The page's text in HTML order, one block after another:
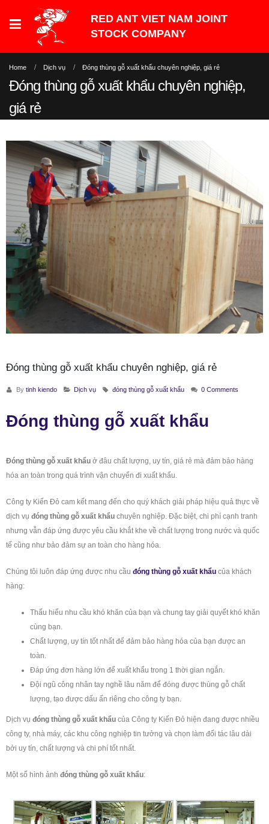
Home Dịch vụ Đóng thùng gỗ xuất khẩu chuyên nghiệp, giá rẻ
Đóng thùng gỗ xuất khẩu chuyên nghiệp,
giá rẻ
Đóng thùng gỗ xuất khẩu chuyên nghiệp, giá rẻ
By tinh kiendo Dịch vụ đóng thùng gỗ xuất khẩu 0 Comments
Đóng thùng gỗ xuất khẩu
Đóng thùng gỗ xuất khẩu ở đâu chất lượng, uy tín, giá rẻ mà đảm bảo hàng
hóa an toàn trong quá trình vận chuyển đi xuất khẩu.
Công ty Kiến Đỏ cam kết mang đến cho quý khách giải pháp hiệu quả thực về
dịch vụ đóng thùng gỗ xuất khẩu chuyên nghiệp. Đặc biệt, chi phí cạnh tranh
nhưng vẫn đáp ứng được yêu cầu khắt khe về chất lượng trong nước và quốc
tế cũng như bảo đảm sự an toàn cho hàng hóa.
Chúng tôi luôn đáp ứng được nhu cầu đóng thùng gỗ xuất khẩu của khách
hàng:
Thấu hiểu nhu cầu khó khăn của bạn và chung tay giải quyết khó khăn
cùng bạn.
Chất lượng, uy tín tốt nhất để đảm bảo hàng hóa của bạn được an
toàn.
Đáp ứng đơn hàng lớn để xuất khẩu trong 1 thời gian ngắn.
Đội ngũ công nhân tay nghề lâu năm để đóng được thùng gỗ chất
lượng, tạo được dấu ấn riêng cho công ty bạn.
Dịch vụ đóng thùng gỗ xuất khẩu của Công ty Kiến Đỏ hiện đang được nhiều
công ty, nhà máy, các khu công nghiệp tin tưởng và chọn làm đối tác lâu dài
bởi uy tín, chất lượng và chi phí tốt nhất.
Một số hình ảnh đóng thùng gỗ xuất khẩu: